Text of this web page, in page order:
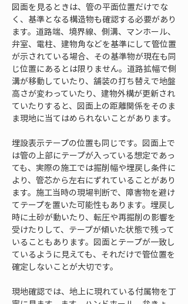
図面を見るときは、管の平面位置だけでな
く、基準となる構造物も確認する必要があり
ます。道路端、境界線、側溝、マンホール、
弁室、電柱、建物角などを基準にして管位置
が示されている場合、その基準物が現在も同
じ位置にあるとは限りません。道路拡幅で側
溝が移動していたり、舗装の打ち替えで地盤
高さが変わっていたり、建物外構が更新され
ていたりすると、図面上の距離関係をそのま
ま現地に当てはめられないことがあります。
埋設表示テープの位置も同じです。図面上で
は管の上部にテープが入っている想定であっ
ても、実際の施工では掘削幅や埋戻し条件に
より、管芯から左右にずれていることがあり
ます。施工当時の現場判断で、障害物を避け
てテープを置いた可能性もあります。埋戻し
時に土砂が動いたり、転圧や再掘削の影響を
受けたりして、テープが傾いた状態で残って
いることもあります。図面とテープが一致し
ているように見えても、それだけで管位置を
確定しないことが大切です。
現地確認では、地上に現れている付属物を丁